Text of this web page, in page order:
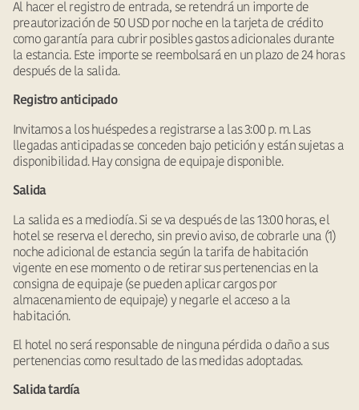
Al hacer el registro de entrada, se retendrá un importe de
preautorización de 50 USD por noche en la tarjeta de crédito
como garantía para cubrir posibles gastos adicionales durante
la estancia. Este importe se reembolsará en un plazo de 24 horas
después de la salida.
Registro anticipado
Invitamos a los huéspedes a registrarse a las 3:00 p. m. Las
llegadas anticipadas se conceden bajo petición y están sujetas a
disponibilidad. Hay consigna de equipaje disponible.
Salida
La salida es a mediodía. Si se va después de las 13:00 horas, el
hotel se reserva el derecho, sin previo aviso, de cobrarle una (1)
noche adicional de estancia según la tarifa de habitación
vigente en ese momento o de retirar sus pertenencias en la
consigna de equipaje (se pueden aplicar cargos por
almacenamiento de equipaje) y negarle el acceso a la
habitación.
El hotel no será responsable de ninguna pérdida o daño a sus
pertenencias como resultado de las medidas adoptadas.
Salida tardía